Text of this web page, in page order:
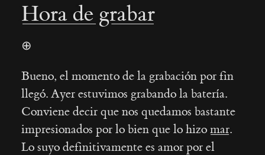
Hora de grabar
⊕
Bueno, el momento de la grabación por fin
llegó. Ayer estuvimos grabando la batería.
Conviene decir que nos quedamos bastante
impresionados por lo bien que lo hizo mar.
Lo suyo definitivamente es amor por el